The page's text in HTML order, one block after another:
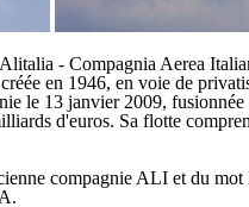
- Compagnia Aerea
en 1946, en voie de
le 13 janvier 2009,
d'euros. Sa flotte
compagnie ALI et du